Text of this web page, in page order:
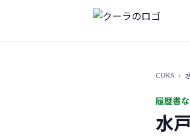
CURA ›
履歴書
水